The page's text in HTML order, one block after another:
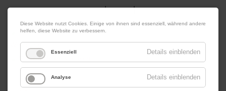
10. August 2026 Impressum|Kontakt|Datenschutz
Werbung
Diese Website nutzt Cookies. Einige von ihnen sind essenziell, während andere
helfen, diese Website zu verbessern.
Essenziell Details einblenden
Analyse Details einblenden